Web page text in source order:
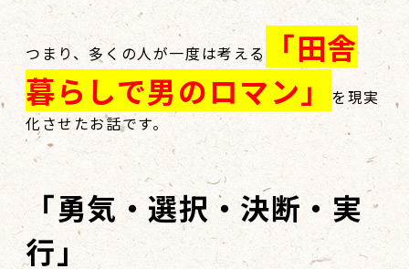
つまり、多くの人が一度は考える
「田舎
暮らしで男のロマン」
を現実
化させたお話です。
「勇気・選択・決断・実
行」